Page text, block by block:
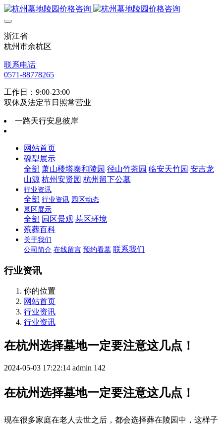
浙江省
杭州市余杭区
联系电话
0571-88778265
工作日：9:00-23:00
双休及法定节日照常营业
一路天行安息彼岸
网站首页
碑型展示
全部 萧山楼塔泰和陵园 径山竹茶园 临安天竹园 安吉龙
山源 杭州安贤园 杭州留下公墓
行业资讯
全部 行业资讯 园区动态
墓区展示
全部 园区景观 墓区环境
殡葬百科
关于我们
公司简介 在线留言 预约看墓 联系我们
行业资讯
你的位置
网站首页
行业资讯
行业资讯
在杭州选择墓地一定要注意这几点！
2024-05-03 17:22:14 admin 142
在杭州选择墓地一定要注意这几点！
现在很多家庭在老人去世之后，都会选择葬在陵园中，这样子